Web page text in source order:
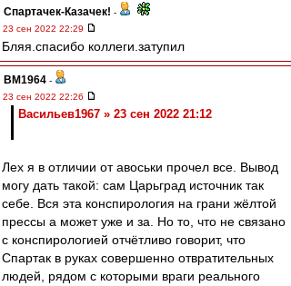
Спартачек-Казачек! -
23 сен 2022 22:29
Бляя.спасибо коллеги.затупил
BM1964 -
23 сен 2022 22:26
Васильев1967 » 23 сен 2022 21:12
Лех я в отличии от авоськи прочел все. Вывод
могу дать такой: сам Царьград источник так
себе. Вся эта конспирология на грани жёлтой
прессы а может уже и за. Но то, что не связано
с конспирологией отчётливо говорит, что
Спартак в руках совершенно отвратительных
людей, рядом с которыми враги реального